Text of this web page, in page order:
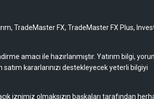
TradeMaster FX, TradeMaster FX Plus,
amacı ile hazırlanmıştır. Yatırım bilgi,
satım kararlarınızı destekleyecek yeterli bilgiyi
iznimiz olmaksızın başkaları tarafından